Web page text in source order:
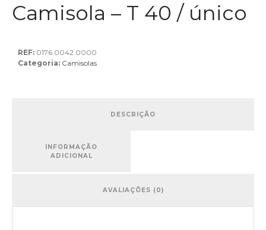
Camisola – T 40 / único
REF: 0176.0042.0000
Categoria: Camisolas
DESCRIÇÃO
INFORMAÇÃO
ADICIONAL
AVALIAÇÕES (0)